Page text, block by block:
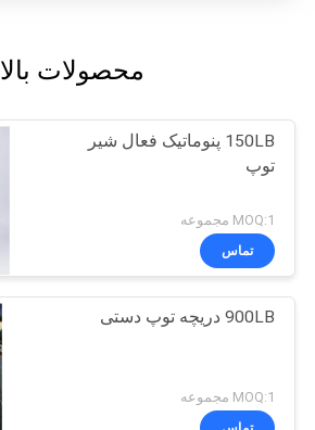
محصولات بالا
150LB پنوماتیک فعال شیر
توپ
MOQ:1 مجموعه
تماس
900LB دریچه توپ دستی
MOQ:1 مجموعه